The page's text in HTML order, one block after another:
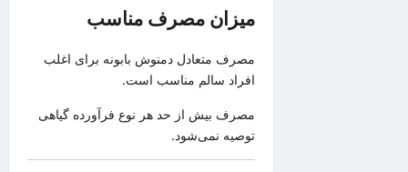
میزان مصرف مناسب
مصرف متعادل دمنوش بابونه برای اغلب
افراد سالم مناسب است.
مصرف بیش از حد هر نوع فرآورده گیاهی
توصیه نمی‌شود.